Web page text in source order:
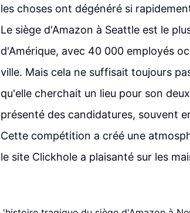
les choses ont dégénéré si
Le siège d'Amazon à Seattle est le
d'Amérique, avec 40 000 employés
ville. Mais cela ne suffisait toujours
qu'elle cherchait un lieu pour son
présenté des candidatures, souvent
Cette compétition a créé une
le site Clickhole a plaisanté sur les